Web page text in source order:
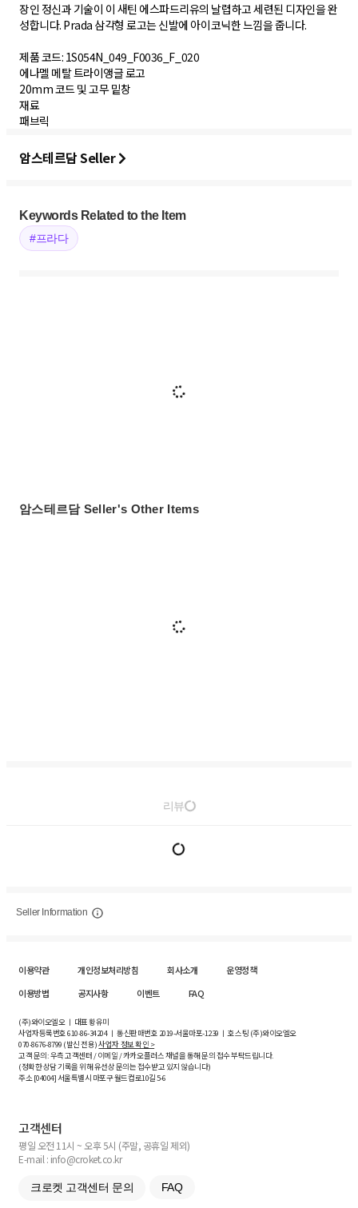
장인 정신과 기술이 이 새틴 에스파드리유의 날렵하고 세련된 디자인을 완
성합니다. Prada 삼각형 로고는 신발에 아이코닉한 느낌을 줍니다.
제품 코드: 1S054N_049_F0036_F_020
에나멜 메탈 트라이앵글 로고
20mm 코드 및 고무 밑창
재료
패브릭
암스테르담 Seller
Keywords Related to the Item
#프라다
암스테르담 Seller's Other Items
리뷰
Seller Information
이용약관 개인정보처리방침 회사소개
운영정책
이용방법
공지사항 이벤트 FAQ
(주)와이오엘오 ㅣ 대표 황유미
사업자등록번호610-86-34204ㅣ 통신판매번호 2019-서울마포-1239 ㅣ 호스팅 (주)와이오엘오
070-8676-8799 (발신 전용)사업자 정보 확인 >
고객 문의: 우측 고객센터 / 이메일 / 카카오플러스 채널을 통해 문의 접수 부탁드립니다.
(정확한 상담 기록을 위해 유선상 문의는 접수받고 있지 않습니다)
주소 [04004] 서울특별시 마포구 월드컵로10길5-6
고객센터
평일 오전 11시 ~ 오후 5시 (주말, 공휴일 제외)
E-mail : info@croket.co.kr
크로켓 고객센터 문의 FAQ